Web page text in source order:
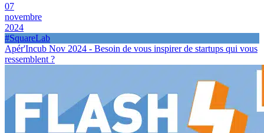
07
novembre
2024
#SquareLab
Apér'Incub Nov 2024 - Besoin de vous inspirer de startups qui vous
ressemblent ?